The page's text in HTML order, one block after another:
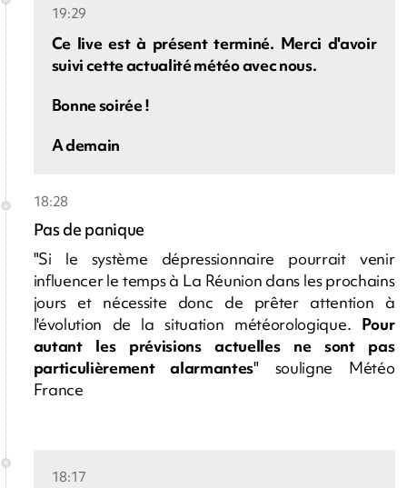
19:29
Ce live est à présent terminé. Merci d'avoir
suivi cette actualité météo avec nous.
Bonne soirée !
A demain
18:28
Pas de panique
"Si le système dépressionnaire pourrait venir
influencer le temps à La Réunion dans les prochains
jours et nécessite donc de prêter attention à
l'évolution de la situation météorologique. Pour
autant les prévisions actuelles ne sont pas
particulièrement alarmantes" souligne Météo
France
18:17